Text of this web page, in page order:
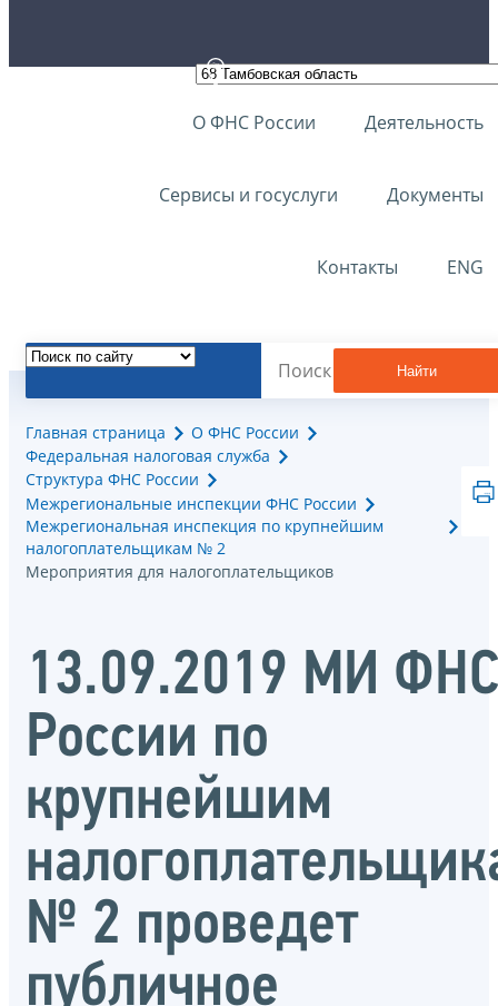
О ФНС России Деятельность
Сервисы и госуслуги Документы
Контакты ENG
Найти
Главная страница
О ФНС России
Федеральная налоговая служба
Структура ФНС России
Межрегиональные инспекции ФНС России
Межрегиональная инспекция по крупнейшим
налогоплательщикам № 2
Мероприятия для налогоплательщиков
13.09.2019 МИ
России по
крупнейшим
№ 2 проведет
публичное